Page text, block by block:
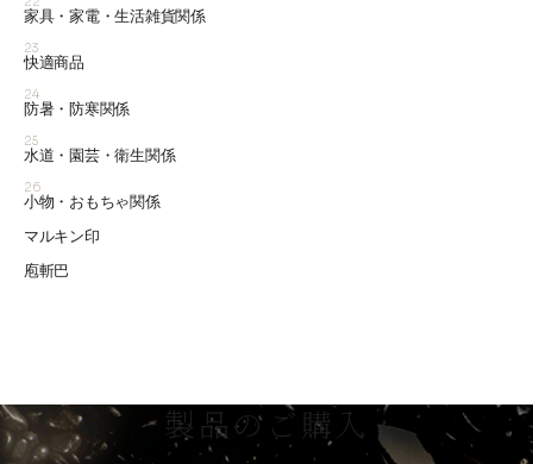
家具・家電・生活雑貨関係
23
快適商品
24
防暑・防寒関係
25
水道・園芸・衛生関係
26
小物・おもちゃ関係
マルキン印
庖斬巴
製品のご購入